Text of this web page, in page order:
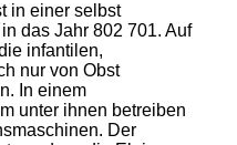
in einer selbst
das Jahr 802 701. Auf
infantilen,
nur von Obst
In einem
unter ihnen betreiben
Der